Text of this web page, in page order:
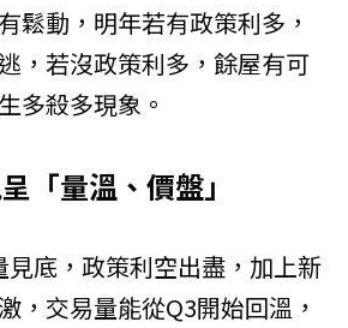
鬆動，明年若有政策利多，
，若沒政策利多，餘屋有可
多殺多現象。
「量溫、價盤」
見底，政策利空出盡，加上新
，交易量能從Q3開始回溫，